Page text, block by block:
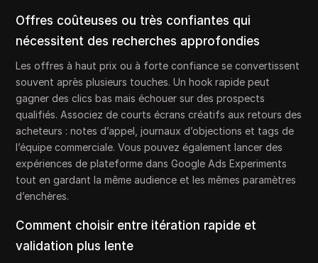
Offres coûteuses ou très confiantes qui
nécessitent des recherches approfondies
Les offres à haut prix ou à forte confiance se convertissent
souvent après plusieurs touches. Un hook rapide peut
gagner des clics bas mais échouer sur des prospects
qualifiés. Associez de courts écrans créatifs aux retours des
acheteurs : notes d’appel, journaux d’objections et tags de
l’équipe commerciale. Vous pouvez également lancer des
expériences de plateforme dans Google Ads Experiments
tout en gardant la même audience et les mêmes paramètres
d’enchères.
Comment choisir entre itération rapide et
validation plus lente